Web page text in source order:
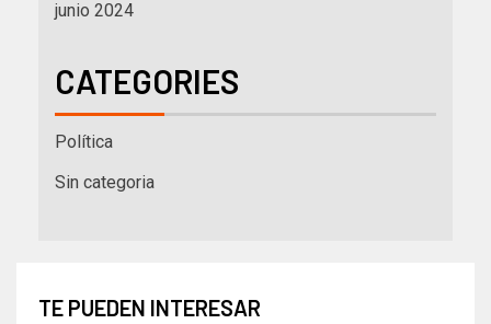
junio 2024
CATEGORIES
Política
Sin categoria
TE PUEDEN INTERESAR